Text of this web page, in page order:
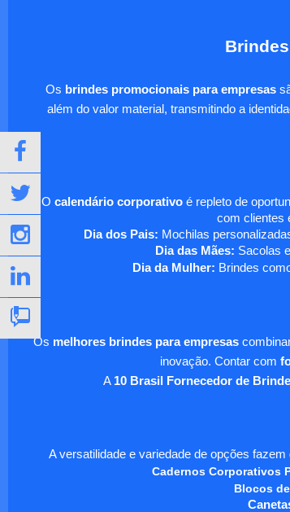
Os brindes promocionais para empresas
além do valor material, transmitindo a
O calendário corporativo é repleto de
com clientes
Dia dos Pais: Mochilas
Dia das Mães: Sacolas
Dia da Mulher: Brindes
Os melhores brindes para empresas
inovação. Contar com
A 10 Brasil Fornecedor de
A versatilidade e variedade de opções fazem
Cadernos Corporativos
Blocos